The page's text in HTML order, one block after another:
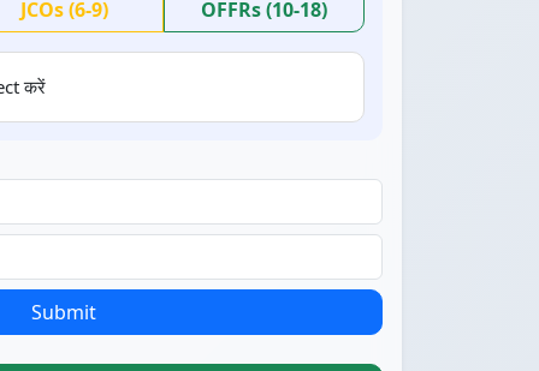
JCOs (6-9) OFFRs (10-18)
करें
Submit